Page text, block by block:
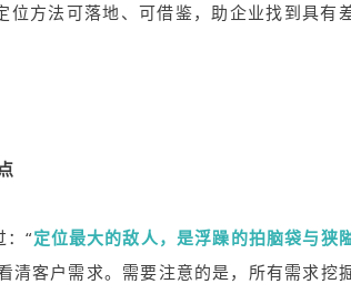
方法可落地、可借鉴，助企业找到具有
：“定位最大的敌人，是浮躁的拍脑袋与狭
清客户需求。需要注意的是，所有需求挖